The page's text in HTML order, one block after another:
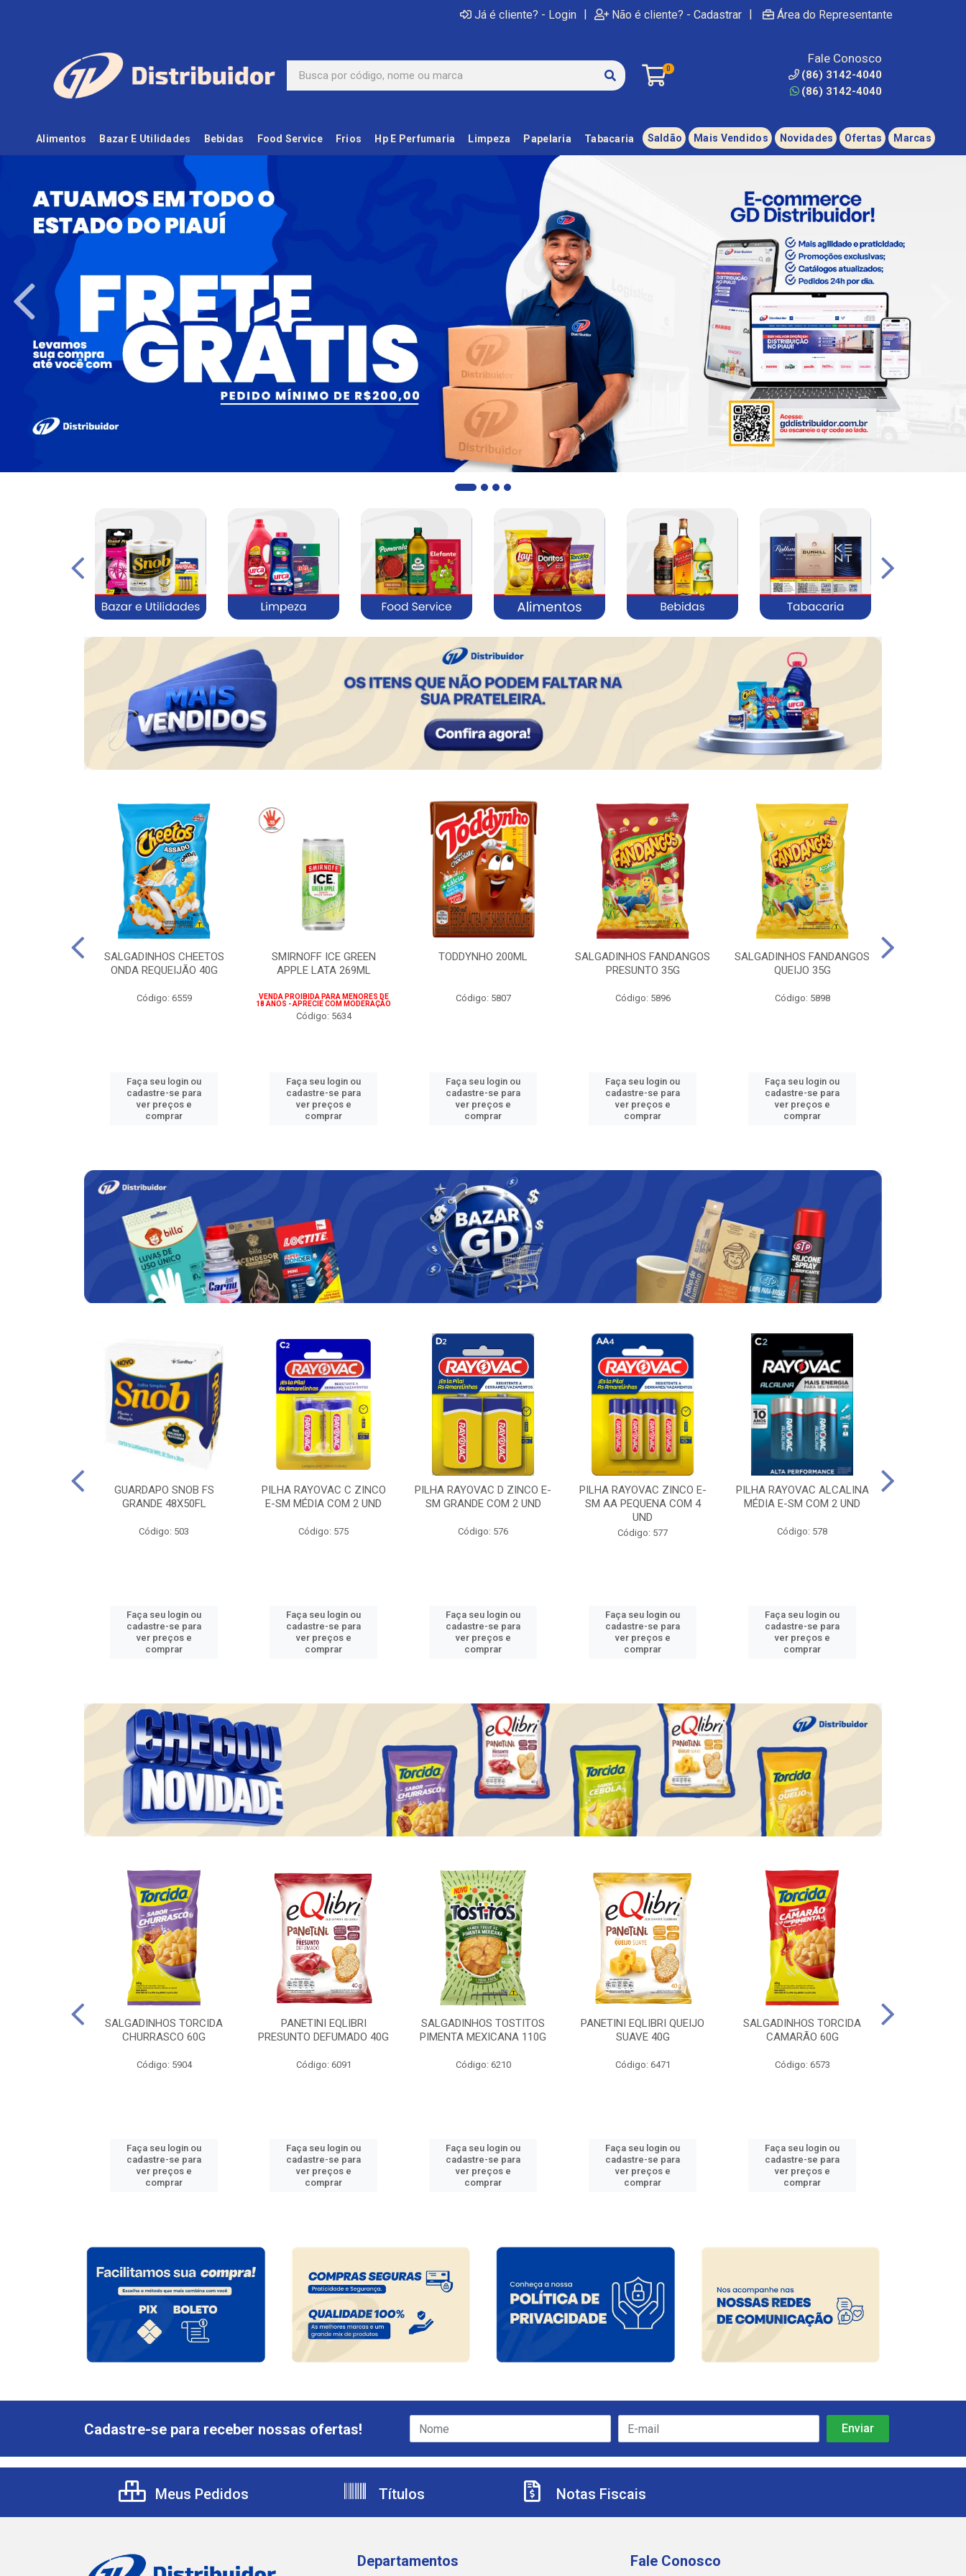
Já é cliente? - Login | Não é cliente? - Cadastrar | Área do Representante
0
Fale Conosco
(86) 3142-4040
(86) 3142-4040
Alimentos Bazar E Utilidades Bebidas Food Service Frios Hp E Perfumaria Limpeza Papelaria Tabacaria Saldão Mais Vendidos Novidades Ofertas Marcas
SALGADINHOS CHEETOS
ONDA REQUEIJÃO 40G
Código: 6559
Faça seu login ou
cadastre-se para
ver preços e
comprar
SMIRNOFF ICE GREEN
APPLE LATA 269ML
VENDA PROIBIDA PARA MENORES DE
18 ANOS - APRECIE COM MODERAÇÃO
Código: 5634
Faça seu login ou
cadastre-se para
ver preços e
comprar
TODDYNHO 200ML
Código: 5807
Faça seu login ou
cadastre-se para
ver preços e
comprar
SALGADINHOS FANDANGOS
PRESUNTO 35G
Código: 5896
Faça seu login ou
cadastre-se para
ver preços e
comprar
SALGADINHOS FANDANGOS
QUEIJO 35G
Código: 5898
Faça seu login ou
cadastre-se para
ver preços e
comprar
GUARDAPO SNOB FS
GRANDE 48X50FL
Código: 503
Faça seu login ou
cadastre-se para
ver preços e
comprar
PILHA RAYOVAC C ZINCO
E-SM MÉDIA COM 2 UND
Código: 575
Faça seu login ou
cadastre-se para
ver preços e
comprar
PILHA RAYOVAC D ZINCO E-
SM GRANDE COM 2 UND
Código: 576
Faça seu login ou
cadastre-se para
ver preços e
comprar
PILHA RAYOVAC ZINCO E-
SM AA PEQUENA COM 4
UND
Código: 577
Faça seu login ou
cadastre-se para
ver preços e
comprar
PILHA RAYOVAC ALCALINA
MÉDIA E-SM COM 2 UND
Código: 578
Faça seu login ou
cadastre-se para
ver preços e
comprar
SALGADINHOS TORCIDA
CHURRASCO 60G
Código: 5904
Faça seu login ou
cadastre-se para
ver preços e
comprar
PANETINI EQLIBRI
PRESUNTO DEFUMADO 40G
Código: 6091
Faça seu login ou
cadastre-se para
ver preços e
comprar
SALGADINHOS TOSTITOS
PIMENTA MEXICANA 110G
Código: 6210
Faça seu login ou
cadastre-se para
ver preços e
comprar
PANETINI EQLIBRI QUEIJO
SUAVE 40G
Código: 6471
Faça seu login ou
cadastre-se para
ver preços e
comprar
SALGADINHOS TORCIDA
CAMARÃO 60G
Código: 6573
Faça seu login ou
cadastre-se para
ver preços e
comprar
Cadastre-se para receber nossas ofertas!
Meus Pedidos Títulos Notas Fiscais
Departamentos Fale Conosco